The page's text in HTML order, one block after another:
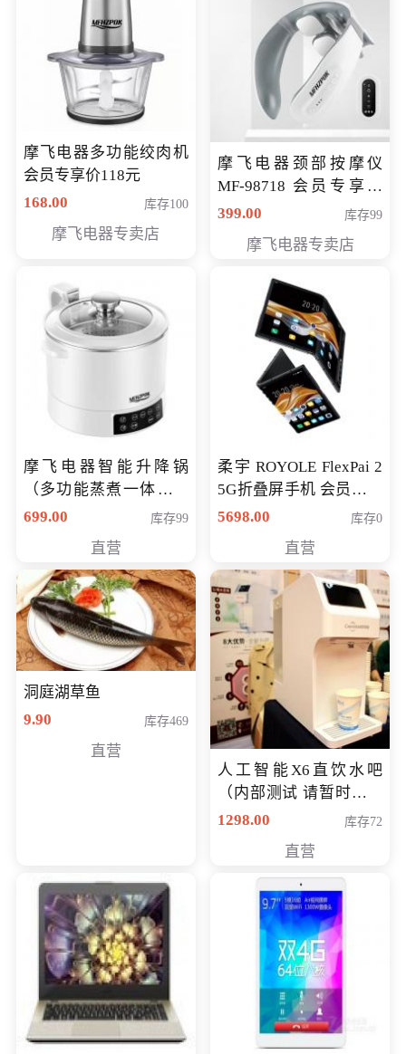
摩飞电器多功能绞肉机
会员专享价118元
168.00
库存100
摩飞电器专卖店
摩飞电器颈部按摩仪
MF-98718 会员专享价
299元
399.00 库存99
摩飞电器专卖店
摩飞电器智能升降锅
（多功能蒸煮一体锅）
（智能升降养生锅） 会
699.00 库存99
直营
柔宇 ROYOLE FlexPai 2
5G折叠屏手机 会员专享
购买价格 4998元
5698.00 库存0
直营
洞庭湖草鱼
9.90
库存469
直营
人工智能X6直饮水吧
（内部测试 请暂时不要
购买）
1298.00 库存72
直营